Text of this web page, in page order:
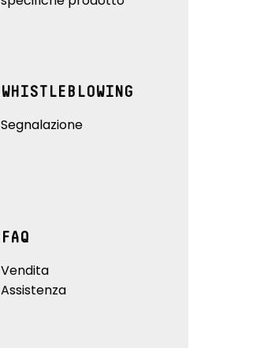
WHISTLEBLOWING
Segnalazione
FAQ
Vendita
Assistenza